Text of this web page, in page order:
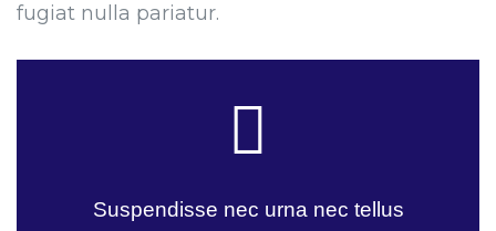
fugiat nulla pariatur.
Suspendisse nec urna nec tellus